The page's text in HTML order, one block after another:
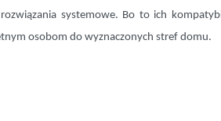
systemowe. Bo to ich
osobom do wyznaczonych stref domu.